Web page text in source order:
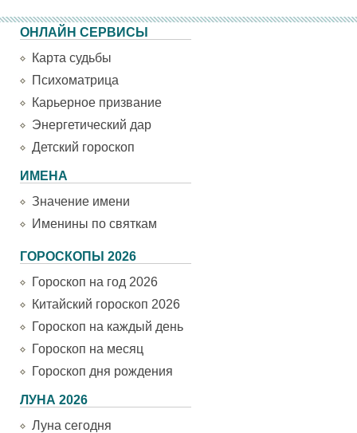
ОНЛАЙН СЕРВИСЫ
Карта судьбы
Психоматрица
Карьерное призвание
Энергетический дар
Детский гороскоп
ИМЕНА
Значение имени
Именины по святкам
ГОРОСКОПЫ 2026
Гороскоп на год 2026
Китайский гороскоп 2026
Гороскоп на каждый день
Гороскоп на месяц
Гороскоп дня рождения
ЛУНА 2026
Луна сегодня